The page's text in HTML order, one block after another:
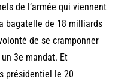
de l’armée qui viennent
bagatelle de 18 milliards
de se cramponner
3e mandat. Et
présidentiel le 20